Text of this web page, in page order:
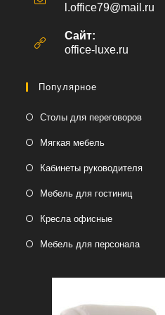
l.office79@mail.ru
Сайт:
office-luxe.ru
Популярное
Столы для переговоров
Мягкая мебель
Кабинеты руководителя
Мебель для гостиниц
Кресла офисные
Мебель для персонала